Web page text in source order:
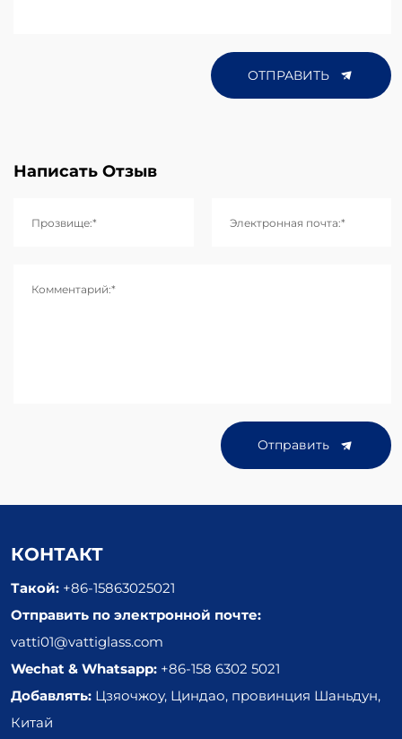
ОТПРАВИТЬ
Написать Отзыв
Прозвище:* Электронная почта:*
Комментарий:*
Отправить
КОНТАКТ
Такой: +86-15863025021
Отправить по электронной почте:
vatti01@vattiglass.com
Wechat & Whatsapp: +86-158 6302 5021
Добавлять: Цзяочжоу, Циндао, провинция Шаньдун,
Китай